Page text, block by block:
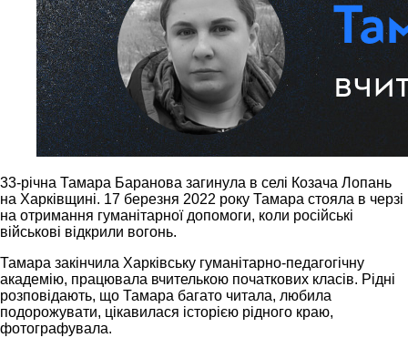
33-річна Тамара Баранова загинула в селі Козача Лопань
на Харківщині. 17 березня 2022 року Тамара стояла в черзі
на отримання гуманітарної допомоги, коли російські
військові відкрили вогонь.
Тамара закінчила Харківську гуманітарно-педагогічну
академію, працювала вчителькою початкових класів. Рідні
розповідають, що Тамара багато читала, любила
подорожувати, цікавилася історією рідного краю,
фотографувала.